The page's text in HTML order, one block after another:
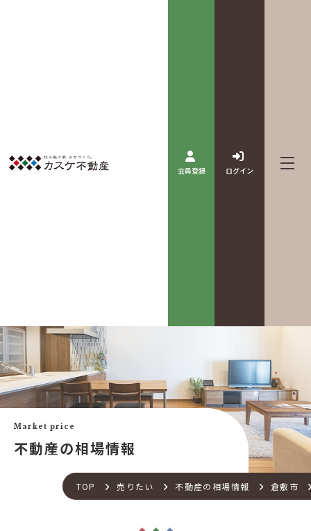
会員登録 ログイン
カスケって？
カスケホームグループ
買いたい
中古×RF(リノベ)
新築建売購入サポート
不動産流通の仕組み
住宅ローンサポート
お客様の声
みんなの不動産小話
中古リフォーム事例
店舗紹介
スタッフ紹介
TOP 売りたい 不動産の相場情報 倉敷市
Market price
不動産の相場情報